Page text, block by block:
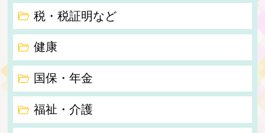
税・税証明など
健康
国保・年金
福祉・介護